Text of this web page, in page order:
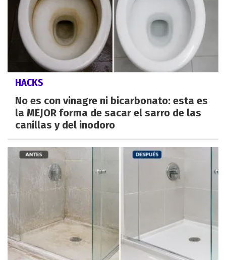
HACKS
No es con vinagre ni bicarbonato: esta es
la MEJOR forma de sacar el sarro de las
canillas y del inodoro